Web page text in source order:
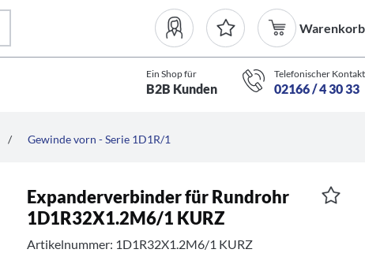
Warenkorb
Ein Shop für
B2B Kunden
Telefonischer Kontakt
02166 / 4 30 33
/ Gewinde vorn - Serie 1D1R/1
Expanderverbinder für Rundrohr
1D1R32X1.2M6/1 KURZ
Artikelnummer: 1D1R32X1.2M6/1 KURZ